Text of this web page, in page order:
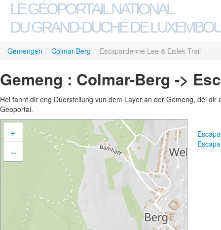
LE GÉOPORTAIL NATIONAL
DU GRAND-DUCHÉ DE
Gemengen / Colmar-Berg / Escapardenne Lee & Eislek Trail
Gemeng : Colmar-Berg ->
Hei fannt dir eng Duerstellung vun dem Layer an der Gemeng, déi
Geoportal.
+
–